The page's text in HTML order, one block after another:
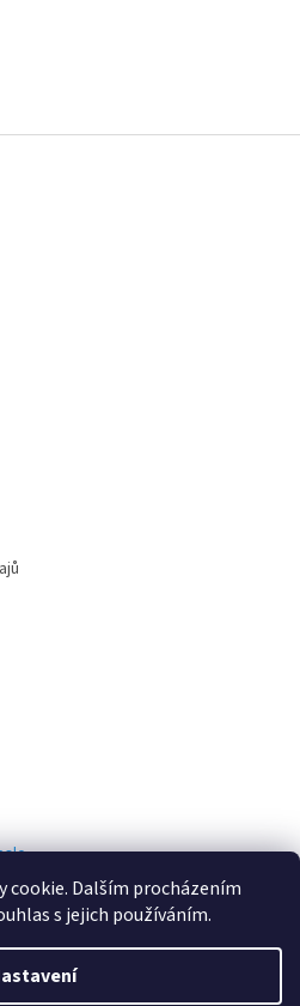
cookie. Dalším procházením
s jejich používáním.